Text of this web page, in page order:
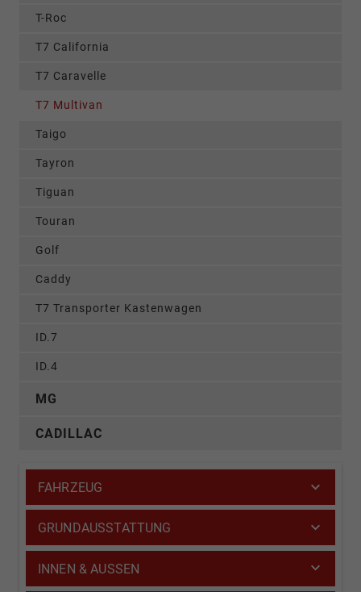
T-Roc
T7 California
T7 Caravelle
T7 Multivan
Taigo
Tayron
Tiguan
Touran
Golf
Caddy
T7 Transporter Kastenwagen
ID.7
ID.4
MG
CADILLAC
FAHRZEUG
GRUNDAUSSTATTUNG
INNEN & AUSSEN